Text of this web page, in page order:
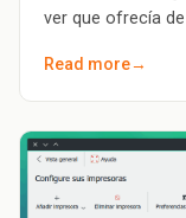
ver que ofrecía
Read more→